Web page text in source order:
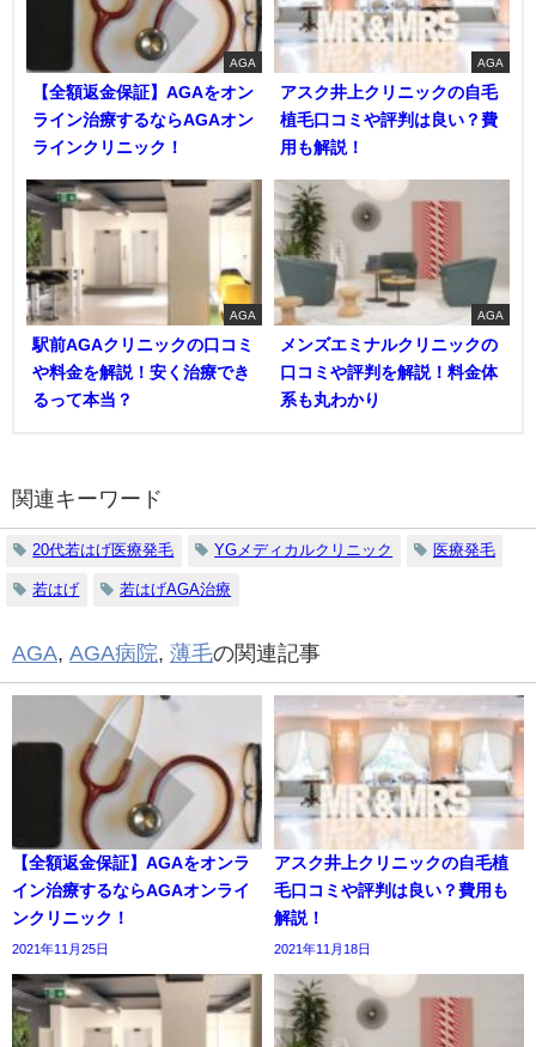
AGA
【全額返金保証】AGAをオン
ライン治療するならAGAオン
ラインクリニック！
AGA
アスク井上クリニックの自毛
植毛口コミや評判は良い？費
用も解説！
AGA
駅前AGAクリニックの口コミ
や料金を解説！安く治療でき
るって本当？
AGA
メンズエミナルクリニックの
口コミや評判を解説！料金体
系も丸わかり
関連キーワード
20代若はげ医療発毛 YGメディカルクリニック 医療発毛
若はげ 若はげAGA治療
AGA, AGA病院, 薄毛の関連記事
【全額返金保証】AGAをオンラ
イン治療するならAGAオンライ
ンクリニック！
2021年11月25日
アスク井上クリニックの自毛植
毛口コミや評判は良い？費用も
解説！
2021年11月18日